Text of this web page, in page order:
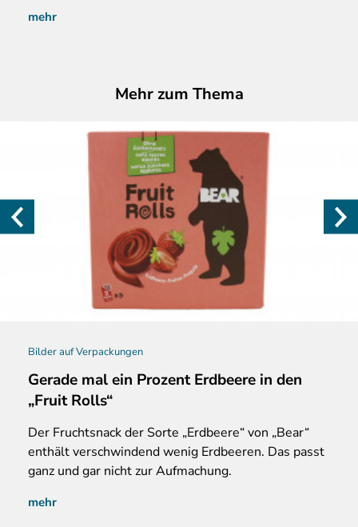
mehr
Mehr zum Thema
Bilder auf Verpackungen
Gerade mal ein Prozent Erdbeere in den
„Fruit Rolls“
Der Fruchtsnack der Sorte „Erdbeere“ von „Bear“
enthält verschwindend wenig Erdbeeren. Das passt
ganz und gar nicht zur Aufmachung.
mehr